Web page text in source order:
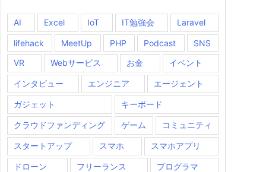
AI Excel IoT IT勉強会 Laravel
lifehack MeetUp PHP Podcast
SNS
VR
Webサービス お金 イベント
インタビュー エンジニア エージェント
ガジェット キーボード
クラウドファンディング ゲーム コミュニティ
スタートアップ スマホ スマホアプリ
ドローン フリーランス プログラマ